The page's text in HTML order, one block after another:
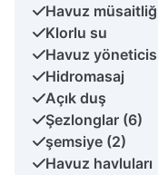
Havuz
Klorlu su
Havuz
Hidromasaj
Açık duş
Şezlonglar (6)
şemsiye (2)
Havuz havluları